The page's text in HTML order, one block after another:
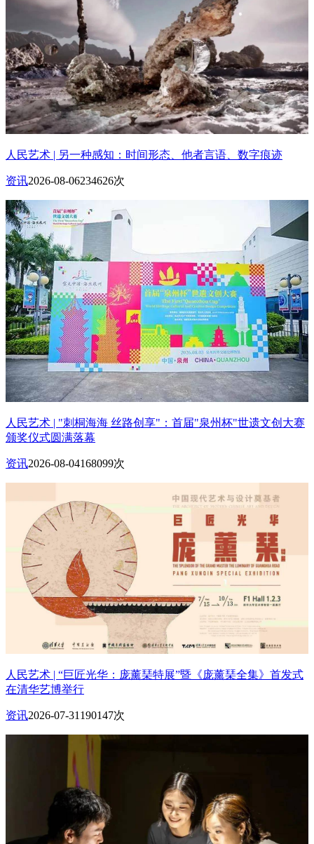
人民艺术 | 另一种感知：时间形态、他者言语、数字痕迹
资讯2026-08-06234626次
人民艺术 | "刺桐海海 丝路创享"：首届"泉州杯"世遗文创大赛
颁奖仪式圆满落幕
资讯2026-08-04168099次
人民艺术 | “巨匠光华：庞薰琹特展”暨《庞薰琹全集》首发式
在清华艺博举行
资讯2026-07-31 190147次